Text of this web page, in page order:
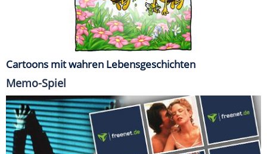
Cartoons mit wahren Lebensgeschichten
Memo-Spiel